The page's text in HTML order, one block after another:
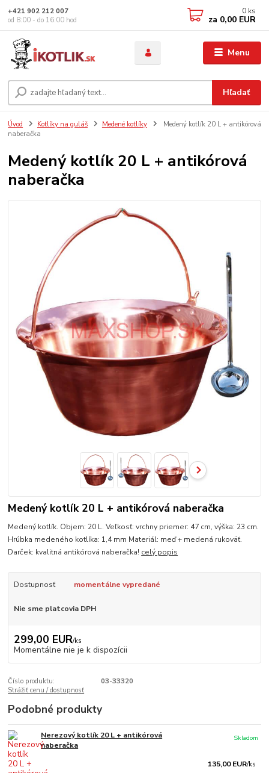
Menu
Hľadať
+421 902 212 007
od 8:00 - do 16:00 hod
0 ks
za 0,00 EUR
Úvod Kotlíky na guláš Medené kotlíky
Medený kotlík 20 L + antikórová
naberačka
Medený kotlík 20 L + antikórová
naberačka
Medený kotlík 20 L + antikórová naberačka
Medený kotlík. Objem: 20 L. Veľkosť: vrchny priemer: 47 cm, výška: 23 cm.
Hrúbka medeného kotlíka: 1,4 mm Materiál: meď + medená rukoväť.
Darček: kvalitná antikórová naberačka! celý popis
Dostupnosť momentálne vypredané
Nie sme platcovia DPH
299,00 EUR/ks
Momentálne nie je k dispozícii
Číslo produktu:
03-33320
Strážiť cenu / dostupnosť
Podobné produkty
Nerezový kotlík 20 L + antikórová
naberačka
135,00 EUR/ks
Skladom